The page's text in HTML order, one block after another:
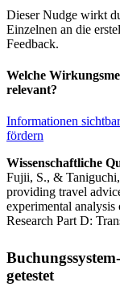
Dieser Nudge wirkt
Einzelnen an die
Feedback.
Welche
relevant?
Informationen
fördern
Wissenschaftliche
Fujii, S., &
providing travel
experimental
Research Part D:
getestet